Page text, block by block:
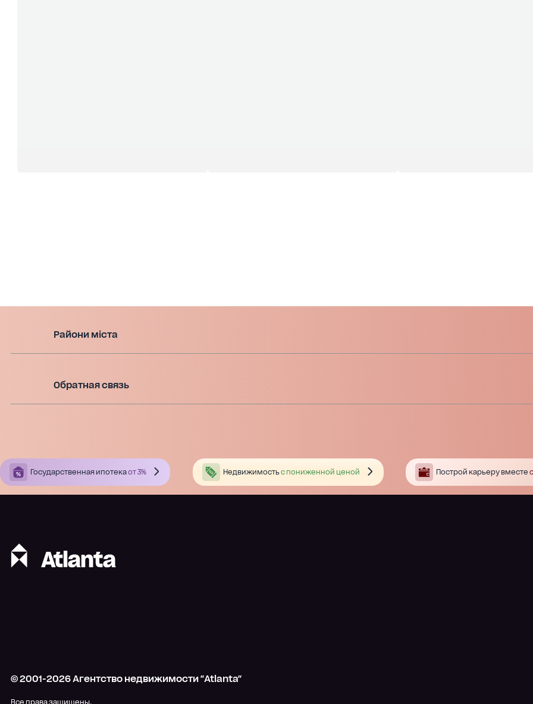
Райони міста
Обратная связь
Государственная ипотекаот 3% Недвижимостьс пониженной ценой Построй карьеру вместе
© 2001-2026Агентство недвижимости "Atlanta"
Все права защищены.